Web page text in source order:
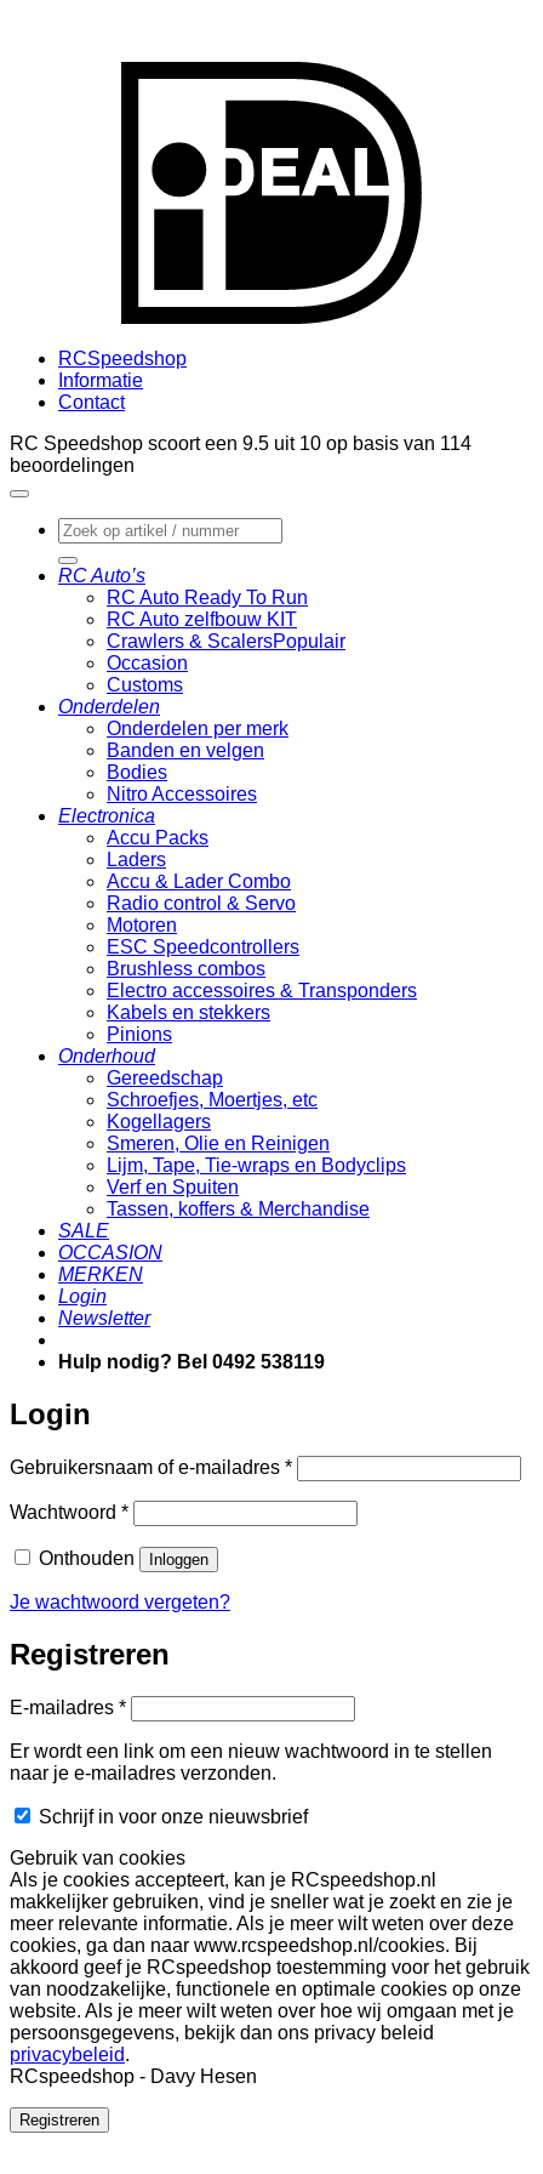
RCSpeedshop
Informatie
Contact
RC Speedshop scoort een 9.5 uit 10 op basis van 114
beoordelingen
Zoeken
naar:
RC Auto’s
RC Auto Ready To Run
RC Auto zelfbouw KIT
Crawlers & Scalers
Occasion
Customs
Onderdelen
Onderdelen per merk
Banden en velgen
Bodies
Nitro Accessoires
Electronica
Accu Packs
Laders
Accu & Lader Combo
Radio control & Servo
Motoren
ESC Speedcontrollers
Brushless combos
Electro accessoires & Transponders
Kabels en stekkers
Pinions
Onderhoud
Gereedschap
Schroefjes, Moertjes, etc
Kogellagers
Smeren, Olie en Reinigen
Lijm, Tape, Tie-wraps en Bodyclips
Verf en Spuiten
Tassen, koffers & Merchandise
SALE
OCCASION
MERKEN
Login
Newsletter
Hulp nodig? Bel 0492 538119
Login
Gebruikersnaam of e-mailadres *Vereist
Wachtwoord *Vereist
Onthouden Inloggen
Je wachtwoord vergeten?
Registreren
E-mailadres *Vereist
Er wordt een link om een nieuw wachtwoord in te stellen
naar je e-mailadres verzonden.
Schrijf in voor onze nieuwsbrief
Gebruik van cookies
Als je cookies accepteert, kan je RCspeedshop.nl
makkelijker gebruiken, vind je sneller wat je zoekt en zie je
meer relevante informatie. Als je meer wilt weten over deze
cookies, ga dan naar www.rcspeedshop.nl/cookies. Bij
akkoord geef je RCspeedshop toestemming voor het gebruik
van noodzakelijke, functionele en optimale cookies op onze
website. Als je meer wilt weten over hoe wij omgaan met je
persoonsgegevens, bekijk dan ons privacy beleid
privacybeleid.
RCspeedshop - Davy Hesen
Registreren